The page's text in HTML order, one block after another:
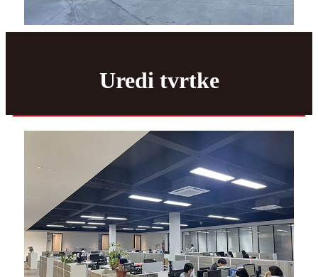
Uredi tvrtke